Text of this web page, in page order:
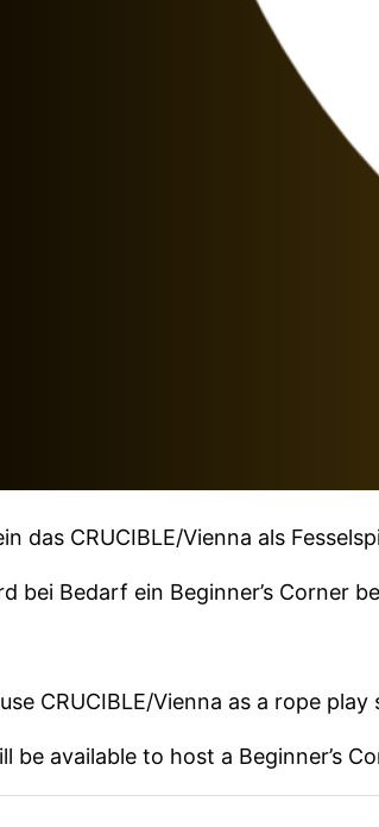
das CRUCIBLE/Vienna als
bei Bedarf ein Beginner’s Corner
CRUCIBLE/Vienna as a rope
be available to host a Beginner’s